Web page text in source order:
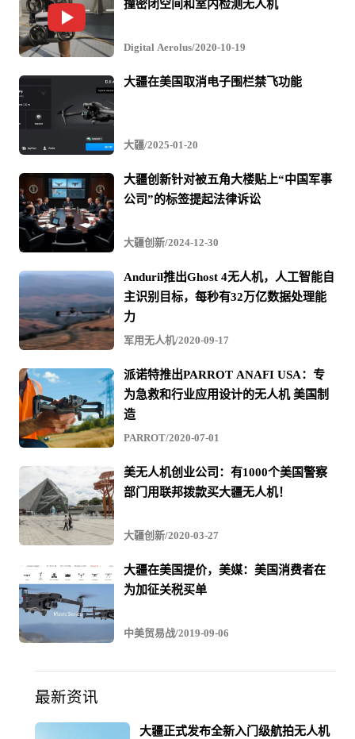
撞密闭空间和室内检测无人机
Digital Aerolus/2020-10-19
大疆在美国取消电子围栏禁飞功能
大疆/2025-01-20
大疆创新针对被五角大楼贴上“中国军事
公司”的标签提起法律诉讼
大疆创新/2024-12-30
Anduril推出Ghost 4无人机，人工智能自
主识别目标，每秒有32万亿数据处理能
力
军用无人机/2020-09-17
派诺特推出PARROT ANAFI USA：专
为急救和行业应用设计的无人机 美国制
造
PARROT/2020-07-01
美无人机创业公司：有1000个美国警察
部门用联邦拨款买大疆无人机！
大疆创新/2020-03-27
大疆在美国提价，美媒：美国消费者在
为加征关税买单
中美贸易战/2019-09-06
最新资讯
大疆正式发布全新入门级航拍无人机